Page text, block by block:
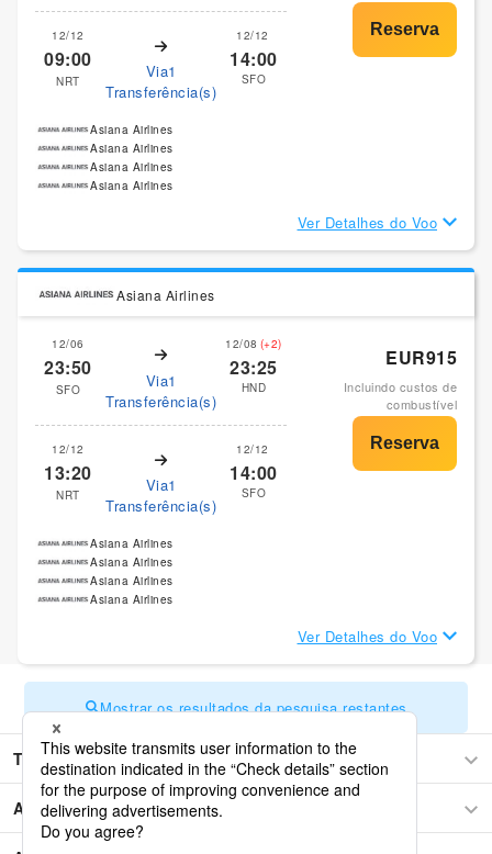
12/12
09:00
NRT
Via1
Transferência(s)
12/12
14:00
SFO
Asiana Airlines
Asiana Airlines
Asiana Airlines
Asiana Airlines
Ver Detalhes do Voo
Asiana Airlines
12/06
23:50
SFO
Via1
Transferência(s)
12/08 (+2)
23:25
HND
12/12
13:20
NRT
Via1
Transferência(s)
12/12
14:00
SFO
EUR915
Incluindo custos de
combustível
Asiana Airlines
Asiana Airlines
Asiana Airlines
Asiana Airlines
Ver Detalhes do Voo
Mostrar os resultados da pesquisa restantes
Tóquio
América Central e do Caribe